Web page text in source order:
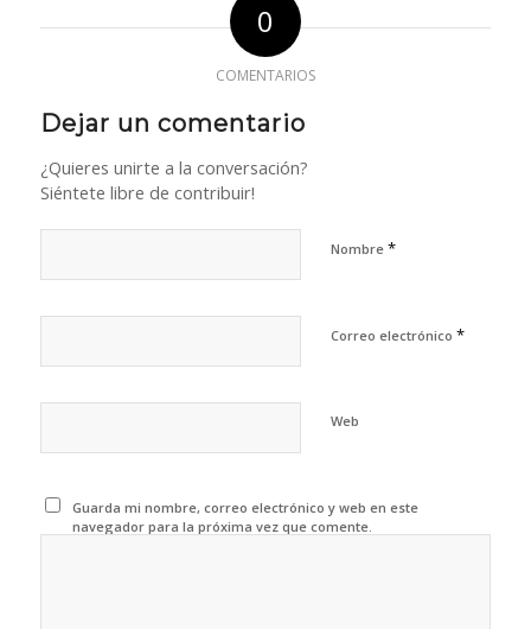
0
COMENTARIOS
Dejar un comentario
¿Quieres unirte a la conversación?
Siéntete libre de contribuir!
Nombre *
Correo electrónico *
Web
Guarda mi nombre, correo electrónico y web en este
navegador para la próxima vez que comente.